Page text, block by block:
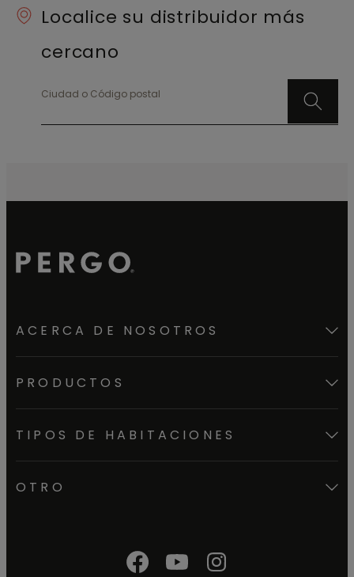
Localice su distribuidor más
cercano
Ciudad o Código postal
ACERCA DE NOSOTROS
PRODUCTOS
TIPOS DE HABITACIONES
OTRO